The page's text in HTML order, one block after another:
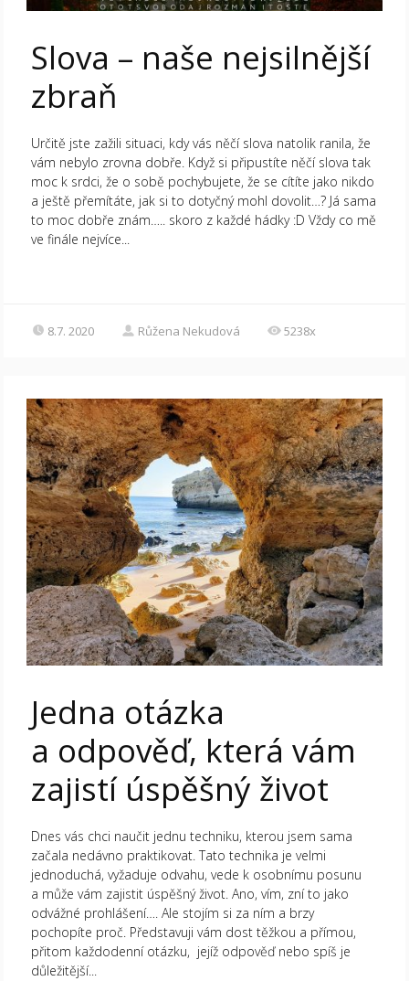
Slova – naše nejsilnější
zbraň
Určitě jste zažili situaci, kdy vás něčí slova natolik ranila, že
vám nebylo zrovna dobře. Když si připustíte něčí slova tak
moc k srdci, že o sobě pochybujete, že se cítíte jako nikdo
a ještě přemítáte, jak si to dotyčný mohl dovolit…? Já sama
to moc dobře znám….. skoro z každé hádky :D Vždy co mě
ve finále nejvíce...
8.7. 2020 Růžena Nekudová 5238x
Jedna otázka
a odpověď, která vám
zajistí úspěšný život
Dnes vás chci naučit jednu techniku, kterou jsem sama
začala nedávno praktikovat. Tato technika je velmi
jednoduchá, vyžaduje odvahu, vede k osobnímu posunu
a může vám zajistit úspěšný život. Ano, vím, zní to jako
odvážné prohlášení…. Ale stojím si za ním a brzy
pochopíte proč. Představuji vám dost těžkou a přímou,
přitom každodenní otázku, jejíž odpověď nebo spíš je
důležitější...